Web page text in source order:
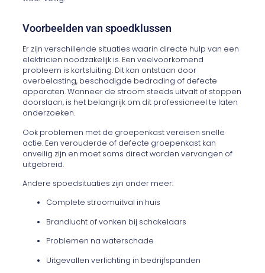
Voorbeelden van spoedklussen
Er zijn verschillende situaties waarin directe hulp van een
elektricien noodzakelijk is. Een veelvoorkomend
probleem is kortsluiting. Dit kan ontstaan door
overbelasting, beschadigde bedrading of defecte
apparaten. Wanneer de stroom steeds uitvalt of stoppen
doorslaan, is het belangrijk om dit professioneel te laten
onderzoeken.
Ook problemen met de groepenkast vereisen snelle
actie. Een verouderde of defecte groepenkast kan
onveilig zijn en moet soms direct worden vervangen of
uitgebreid.
Andere spoedsituaties zijn onder meer:
Complete stroomuitval in huis
Brandlucht of vonken bij schakelaars
Problemen na waterschade
Uitgevallen verlichting in bedrijfspanden